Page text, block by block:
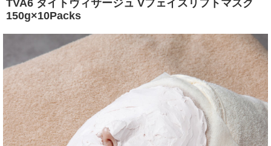
TVA6 タイトヴィサージュ Vフェイスリフトマスク
150g×10Packs